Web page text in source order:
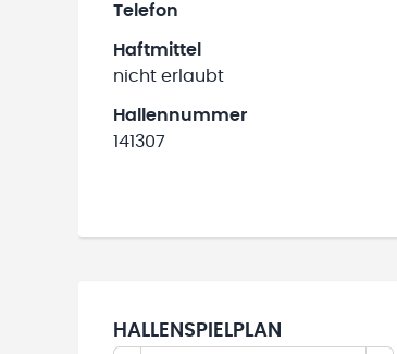
Telefon
Haftmittel
nicht erlaubt
Hallennummer
141307
HALLENSPIELPLAN